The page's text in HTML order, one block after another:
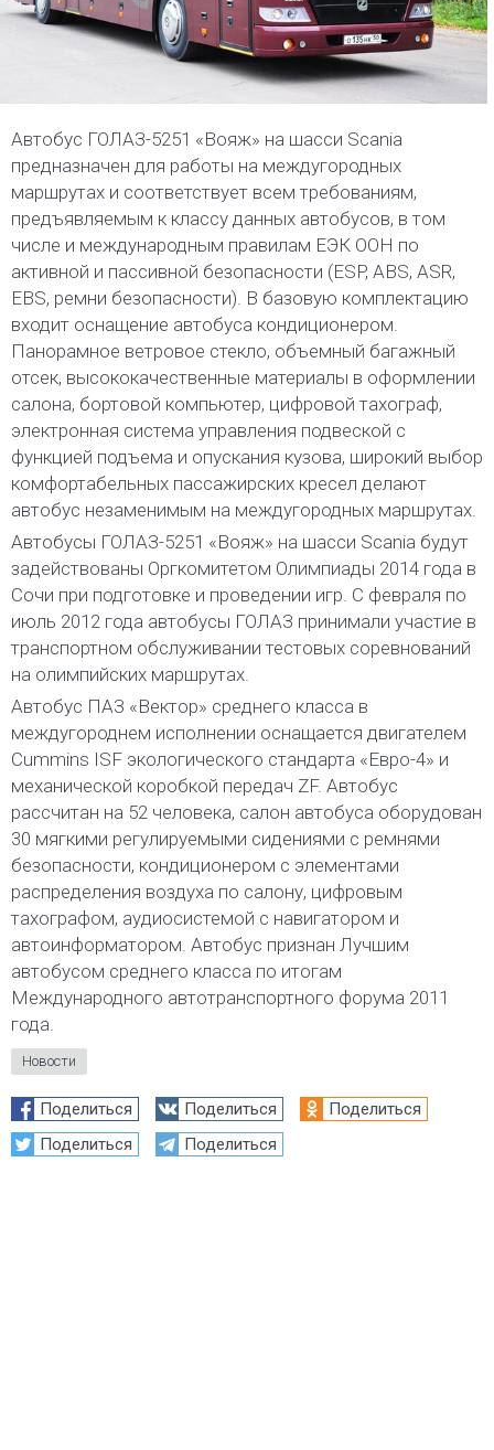
Автобус ГОЛАЗ-5251 «Вояж» на шасси Scania
предназначен для работы на междугородных
маршрутах и соответствует всем требованиям,
предъявляемым к классу данных автобусов, в том
числе и международным правилам ЕЭК ООН по
активной и пассивной безопасности (ESP, ABS, ASR,
EBS, ремни безопасности). В базовую комплектацию
входит оснащение автобуса кондиционером.
Панорамное ветровое стекло, объемный багажный
отсек, высококачественные материалы в оформлении
салона, бортовой компьютер, цифровой тахограф,
электронная система управления подвеской с
функцией подъема и опускания кузова, широкий выбор
комфортабельных пассажирских кресел делают
автобус незаменимым на междугородных маршрутах.
Автобусы ГОЛАЗ-5251 «Вояж» на шасси Scania будут
задействованы Оргкомитетом Олимпиады 2014 года в
Сочи при подготовке и проведении игр. С февраля по
июль 2012 года автобусы ГОЛАЗ принимали участие в
транспортном обслуживании тестовых соревнований
на олимпийских маршрутах.
Автобус ПАЗ «Вектор» среднего класса в
междугороднем исполнении оснащается двигателем
Cummins ISF экологического стандарта «Евро-4» и
механической коробкой передач ZF. Автобус
рассчитан на 52 человека, салон автобуса оборудован
30 мягкими регулируемыми сидениями с ремнями
безопасности, кондиционером с элементами
распределения воздуха по салону, цифровым
тахографом, аудиосистемой с навигатором и
автоинформатором. Автобус признан Лучшим
автобусом среднего класса по итогам
Международного автотранспортного форума 2011
года.
Новости
Поделиться Поделиться
Поделиться
Поделиться
Поделиться